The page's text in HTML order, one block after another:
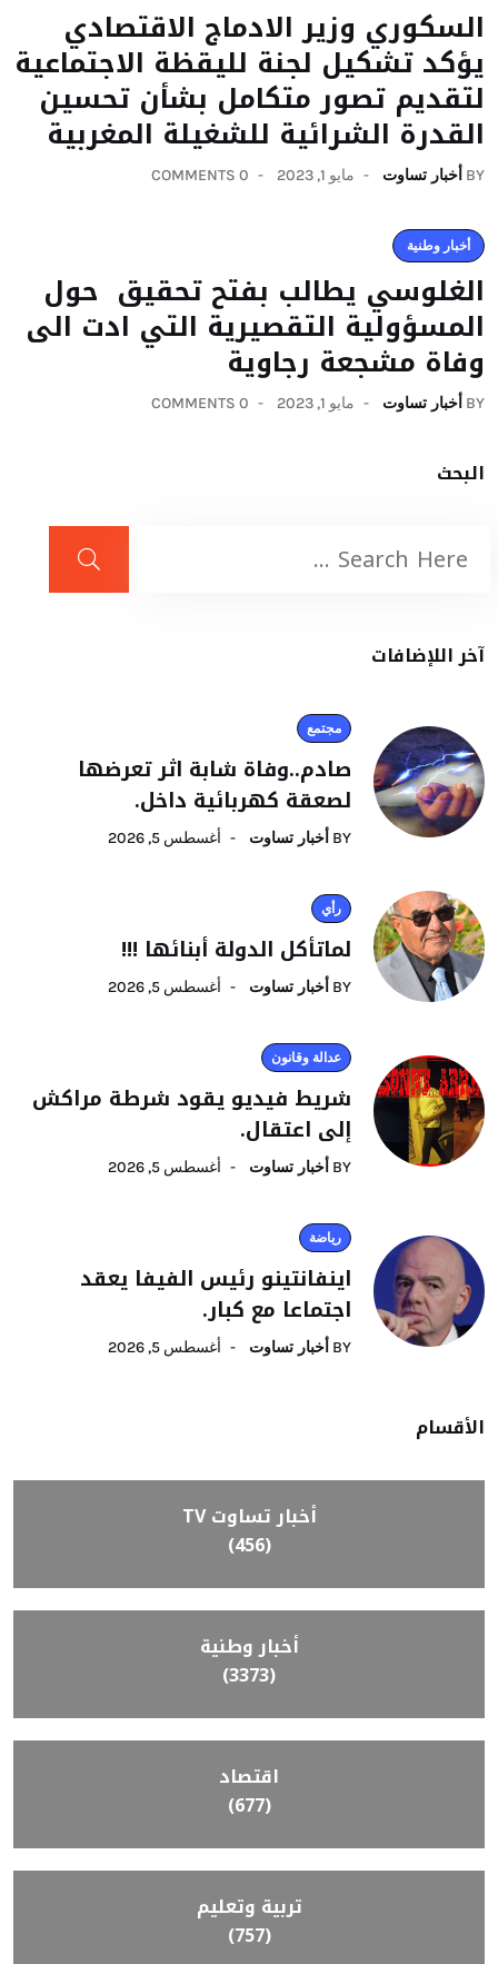
السكوري وزير الادماج الاقتصادي
يؤكد تشكيل لجنة لليقظة الاجتماعية
لتقديم تصور متكامل بشأن تحسين
القدرة الشرائية للشغيلة المغربية
BY أخبار تساوت مايو 1, 2023 0 COMMENTS
أخبار وطنية
الغلوسي يطالب بفتح تحقيق حول
المسؤولية التقصيرية التي ادت الى
وفاة مشجعة رجاوية
BY أخبار تساوت مايو 1, 2023 0 COMMENTS
البحث
آخر اللإضافات
مجتمع
صادم..وفاة شابة اثر تعرضها
لصعقة كهربائية داخل.
BY أخبار تساوت أغسطس 5, 2026
رأي
لماتأكل الدولة أبنائها !!!
BY أخبار تساوت أغسطس 5, 2026
عدالة وقانون
شريط فيديو يقود شرطة مراكش
إلى اعتقال.
BY أخبار تساوت أغسطس 5, 2026
رياضة
اينفانتينو رئيس الفيفا يعقد
اجتماعا مع كبار.
BY أخبار تساوت أغسطس 5, 2026
الأقسام
أخبار تساوت TV
(456)
أخبار وطنية
(3373)
اقتصاد
(677)
تربية وتعليم
(757)